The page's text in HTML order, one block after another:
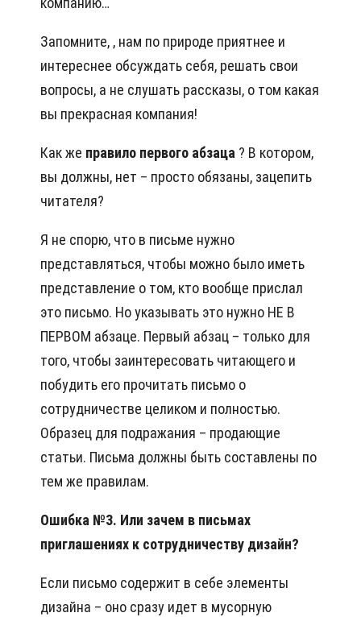
Запомните, , нам по природе приятнее и
интереснее обсуждать себя, решать свои
вопросы, а не слушать рассказы, о том какая
вы прекрасная компания!
Как же правило первого абзаца ? В котором,
вы должны, нет – просто обязаны, зацепить
читателя?
Я не спорю, что в письме нужно
представляться, чтобы можно было иметь
представление о том, кто вообще прислал
это письмо. Но указывать это нужно НЕ В
ПЕРВОМ абзаце. Первый абзац – только для
того, чтобы заинтересовать читающего и
побудить его прочитать письмо о
сотрудничестве целиком и полностью.
Образец для подражания – продающие
статьи. Письма должны быть составлены по
тем же правилам.
Ошибка №3. Или зачем в письмах
приглашениях к сотрудничеству дизайн?
Если письмо содержит в себе элементы
дизайна – оно сразу идет в мусорную